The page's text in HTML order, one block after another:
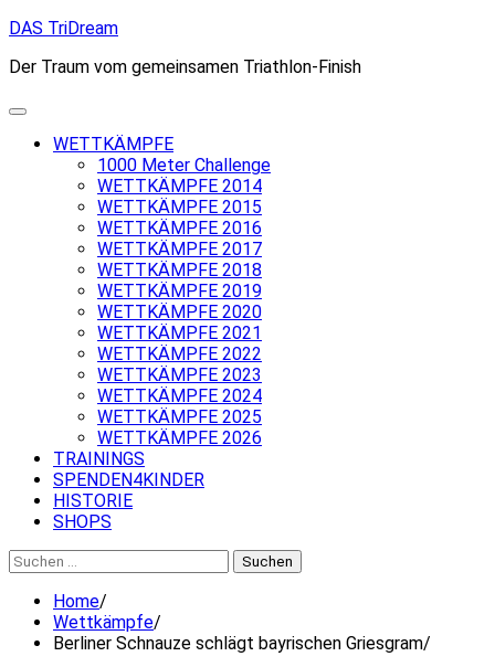
Skip
content
DAS TriDream
Der Traum vom gemeinsamen Triathlon-Finish
WETTKÄMPFE
1000 Meter Challenge
WETTKÄMPFE 2014
WETTKÄMPFE 2015
WETTKÄMPFE 2016
WETTKÄMPFE 2017
WETTKÄMPFE 2018
WETTKÄMPFE 2019
WETTKÄMPFE 2020
WETTKÄMPFE 2021
WETTKÄMPFE 2022
WETTKÄMPFE 2023
WETTKÄMPFE 2024
WETTKÄMPFE 2025
WETTKÄMPFE 2026
TRAININGS
SPENDEN4KINDER
HISTORIE
SHOPS
Suchen
nach:
Home
Wettkämpfe
Berliner Schnauze schlägt bayrischen Griesgram